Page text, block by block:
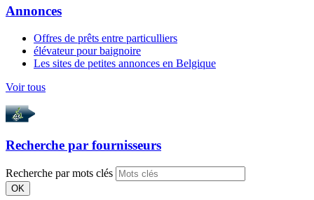
Annonces
Offres de prêts entre particulliers
élévateur pour baignoire
Les sites de petites annonces en Belgique
Voir tous
Recherche par fournisseurs
Recherche par mots clés
OK